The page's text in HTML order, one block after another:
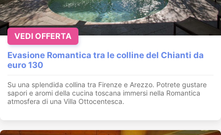
Evasione Romantica tra le colline del Chianti da
euro 130
Su una splendida collina tra Firenze e Arezzo. Potrete gustare
sapori e aromi della cucina toscana immersi nella Romantica
atmosfera di una Villa Ottocentesca.
VEDI OFFERTA